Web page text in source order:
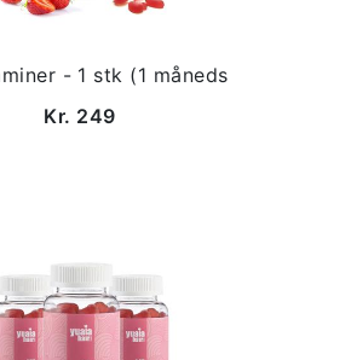
- 1 stk (1 måneds
Kr. 249